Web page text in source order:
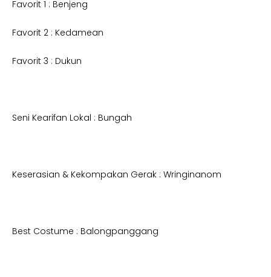
Favorit 1 : Benjeng
Favorit 2 : Kedamean
Favorit 3 : Dukun
Seni Kearifan Lokal : Bungah
Keserasian & Kekompakan Gerak : Wringinanom
Best Costume : Balongpanggang